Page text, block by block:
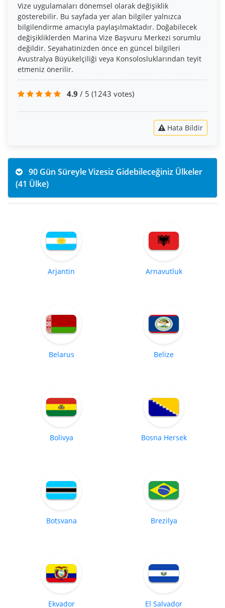
Vize uygulamaları dönemsel olarak değişiklik
gösterebilir. Bu sayfada yer alan bilgiler yalnızca
bilgilendirme amacıyla paylaşılmaktadır. Doğabilecek
değişikliklerden Marina Vize Başvuru Merkezi sorumlu
değildir. Seyahatinizden önce en güncel bilgileri
Avustralya Büyükelçiliği veya Konsolosluklarından teyit
etmeniz önerilir.
4.9 / 5 (1243 votes)
Hata Bildir
(41 Ülke)
Arjantin Arnavutluk
Belarus Belize
Bolivya Bosna Hersek
Botsvana Brezilya
Ekvador El Salvador